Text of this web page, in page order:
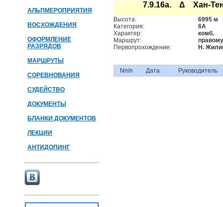
АЛЬПМЕРОПРИЯТИЯ
ВОСХОЖДЕНИЯ
ОФОРМЛЕНИЕ
РАЗРЯДОВ
МАРШРУТЫ
СОРЕВНОВАНИЯ
СУДЕЙСТВО
ДОКУМЕНТЫ
БЛАНКИ ДОКУМЕНТОВ
ЛЕКЦИИ
АНТИДОПИНГ
7.9.16а. Δ Хан-
Высота:
6995 м
Категория:
6А
Характер:
комб.
Маршрут:
Первопрохождение:
Н.
Nп/п Дата Руководитель